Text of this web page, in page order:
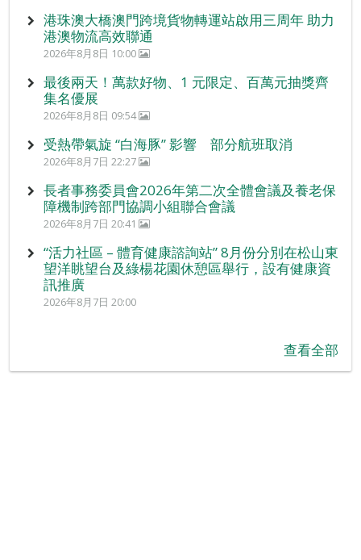
港珠澳大橋澳門跨境貨物轉運站啟用三周年 助力
港澳物流高效聯通
2026年8月8日 10:00
最後兩天！萬款好物、1 元限定、百萬元抽獎齊
集名優展
2026年8月8日 09:54
受熱帶氣旋 “白海豚” 影響 部分航班取消
2026年8月7日 22:27
長者事務委員會2026年第二次全體會議及養老保
障機制跨部門協調小組聯合會議
2026年8月7日 20:41
“活力社區 – 體育健康諮詢站” 8月份分別在松山東
望洋眺望台及綠楊花園休憩區舉行，設有健康資
訊推廣
2026年8月7日 20:00
查看全部